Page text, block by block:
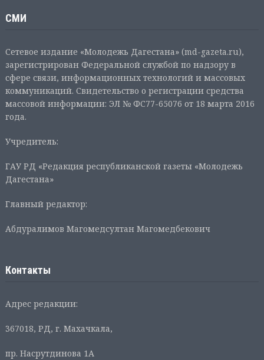
СМИ
Сетевое издание «Молодежь Дагестана» (md-gazeta.ru),
зарегистрирован Федеральной службой по надзору в
сфере связи, информационных технологий и массовых
коммуникаций. Свидетельство о регистрации средства
массовой информации: ЭЛ № ФС77-65076 от 18 марта 2016
года.
Учредитель:
ГАУ РД «Редакция республиканской газеты «Молодежь
Дагестана»
Главный редактор:
Абдуралимов Магомедсултан Магомедбекович
Контакты
Адрес редакции:
367018, РД, г. Махачкала,
пр. Насрутдинова 1А